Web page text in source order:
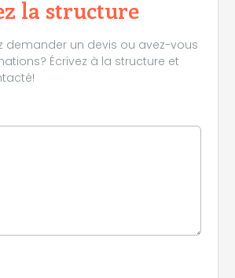
la structure
demander un devis ou avez-vous
Écrivez à la structure et